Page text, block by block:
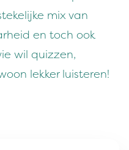
mix van
en toch ook
wil quizzen,
lekker luisteren!